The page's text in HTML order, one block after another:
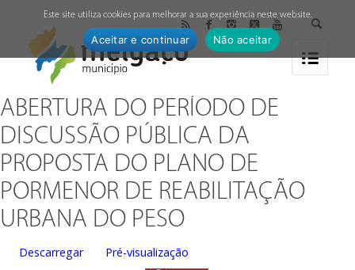
ABERTURA DO PERÍODO DE
DISCUSSÃO PÚBLICA DA
PROPOSTA DO PLANO DE
PORMENOR DE REABILITAÇÃO
URBANA DO PESO
Descarregar Pré-visualização
Este site utiliza cookies para melhorar a sua experiência neste website.
Aceitar e continuar Não aceitar